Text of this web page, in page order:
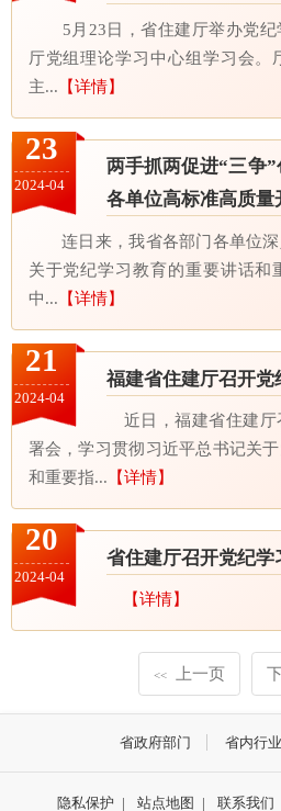
5月23日，省住建厅举办党纪
厅党组理论学习中心组学习会。
主... 【详情】
23
2024-04
两手抓两促进“三争
各单位高标准高质量
连日来，我省各部门各单位深
关于党纪学习教育的重要讲话和
中... 【详情】
21
2024-04
福建省住建厅召开
近日，福建省住建厅
署会，学习贯彻习近平总书记关
和重要指... 【详情】
20
2024-04
省住建厅召开党纪
【详情】
<< 上一页
省政府部门 省内行业
隐私保护 | 站点地图 | 联系我们